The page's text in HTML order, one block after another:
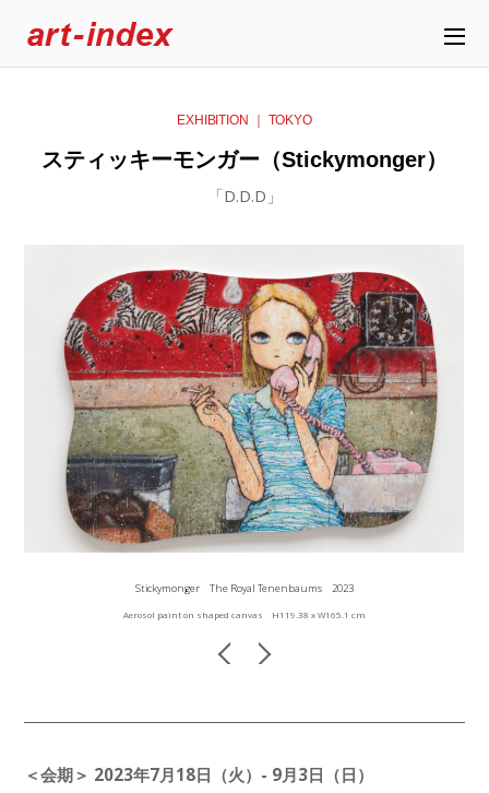
EXHIBITION ｜ TOKYO
スティッキーモンガー（Stickymonger）
「D.D.D」
Stickymonger The Royal Tenenbaums 2023
Aerosol paint on shaped canvas H119.38 x W165.1 cm
＜会期＞ 2023年7月18日（火）- 9月3日（日）